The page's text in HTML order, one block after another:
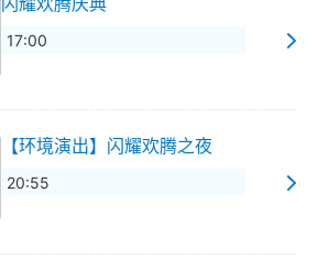
17:00
【环境演出】闪耀欢腾之夜
20:55